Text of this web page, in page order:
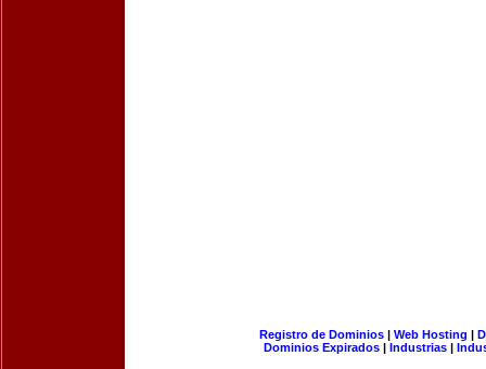
Registro de Dominios| Web Hosting |
Dominios Expirados | Industrias |